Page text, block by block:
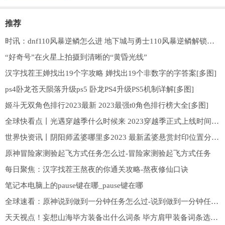
推荐
时讯：dnf110风暴逆鳞怎么进 地下城与勇士110风暴逆鳞解锁开启攻略[多图]
“好奇号”在火星上拍摄到清晰的“黄昏光线”
汉字找茬王婵找出19个字攻略 婵找出19个非数字的字答案[多图]
ps4卧龙苍天陨落升级ps5 卧龙PS4升级PS5机制详解[多图]
姬斗无双角色排行2023最新 2023最强t0角色排行榜大全[多图]
全球快看点丨光遇穿越季什么时候来 2023穿越季正式上线时间[多图]
世界快资讯丨阴阳师孟婆哪里多2023 最新孟婆悬赏封印位置分享[多图]
原神冒险家测验起飞方式任务怎么过-冒险家测验起飞方式任务
每日聚焦：汉字找茬王熬夜的你通关攻略-熬夜修仙口诀
笔记本电脑上的pause键在哪_pause键在哪
全球速看：原神说到做到一分钟任务怎么过-说到做到一分钟任务攻略
天天视点！妄想山海毕方装备出什么词条 毕方肩甲装备词条选择推荐[多图]